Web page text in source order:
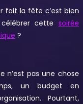
fait la fête c’est bien
cette soirée
?
n’est pas une chose
un budget en
Pourtant,